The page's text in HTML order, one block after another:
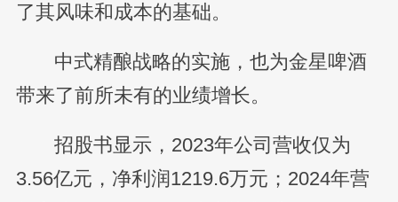
了其风味和成本的基础。
中式精酿战略的实施，也为金星啤酒
带来了前所未有的业绩增长。
招股书显示，2023年公司营收仅为
3.56亿元，净利润1219.6万元；2024年营